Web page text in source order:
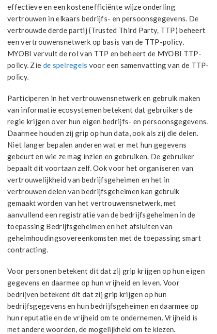
effectieve en een kostenefficiënte wijze onderling
vertrouwen in elkaars bedrijfs- en persoonsgegevens. De
vertrouwde derde partij (Trusted Third Party, TTP) beheert
een vertrouwensnetwerk op basis van de TTP-policy.
MYOBI vervult de rol van TTP en beheert de MYOBI TTP-
policy. Zie de spelregels voor een samenvatting van de TTP-
policy.
Participeren in het vertrouwensnetwerk en gebruik maken
van informatie ecosystemen betekent dat gebruikers de
regie krijgen over hun eigen bedrijfs- en persoonsgegevens.
Daarmee houden zij grip op hun data, ook als zij die delen.
Niet langer bepalen anderen wat er met hun gegevens
gebeurt en wie ze mag inzien en gebruiken. De gebruiker
bepaalt dit voortaan zelf. Ook voor het organiseren van
vertrouwelijkheid van bedrijfsgeheimen en het in
vertrouwen delen van bedrijfsgeheimen kan gebruik
gemaakt worden van het vertrouwensnetwerk, met
aanvullend een registratie van de bedrijfsgeheimen in de
toepassing Bedrijfsgeheimen en het afsluiten van
geheimhoudingsovereenkomsten met de toepassing smart
contracting.
Voor personen betekent dit dat zij grip krijgen op hun eigen
gegevens en daarmee op hun vrijheid en leven. Voor
bedrijven betekent dit dat zij grip krijgen op hun
bedrijfsgegevens en hun bedrijfsgeheimen en daarmee op
hun reputatie en de vrijheid om te ondernemen. Vrijheid is
met andere woorden, de mogelijkheid om te kiezen.